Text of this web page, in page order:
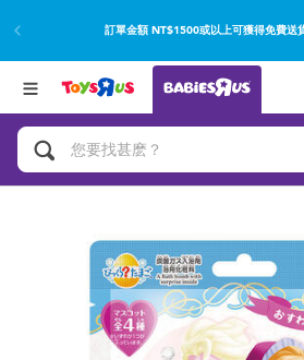
訂單金額 NT$1500或以上可獲得免費送
網上購買並使用門市取貨在店內取貨
分類目錄
遊戲及活動
嬰兒專用禮品
沐浴及如厠訓練用品
嬰兒及兒童汽車座椅
品牌